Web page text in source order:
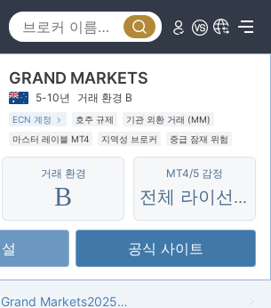
GRAND MARKETS
5-10년 거래 환경 B
ECN 계정 호주 규제
기관 외환 거래 (MM)
마스터 레이블 MT4
지역성 브로커 중급 잠재 위험
거래 환경
B
MT4/5 감정
전체 라이선스
공식 사이트
Grand Markets2025년 홍콩 위키 금융 엑스포 참가